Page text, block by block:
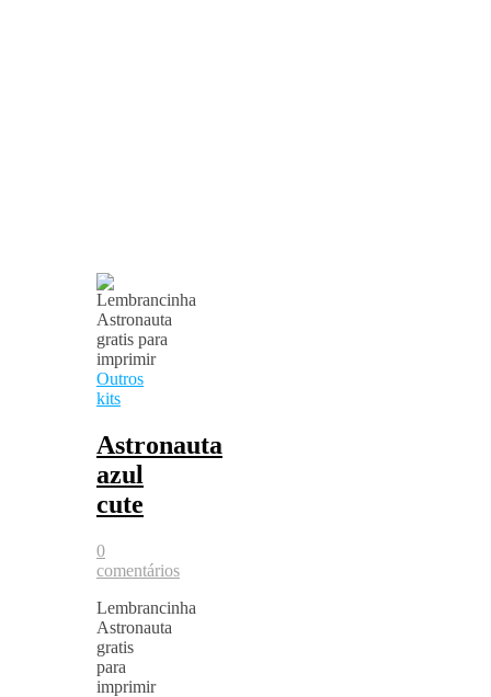
Outros
kits
Astronauta
azul
cute
0
comentários
Lembrancinha
Astronauta
gratis
para
imprimir